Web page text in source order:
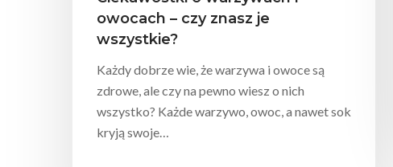
owocach – czy znasz je
wszystkie?
Każdy dobrze wie, że warzywa i owoce są
zdrowe, ale czy na pewno wiesz o nich
wszystko? Każde warzywo, owoc, a nawet sok
kryją swoje…